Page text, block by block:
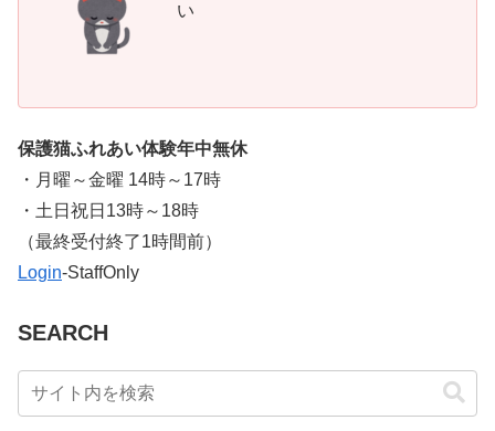
い
保護猫ふれあい体験年中無休
・月曜～金曜 14時～17時
・土日祝日13時～18時
​（最終受付終了1時間前）
Login-StaffOnly
SEARCH